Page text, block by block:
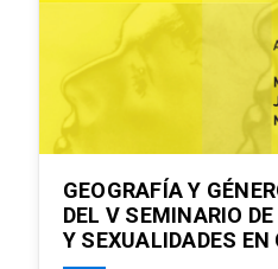
GEOGRAFÍA Y
DEL V SEMINARIO
Y SEXUALIDADES EN